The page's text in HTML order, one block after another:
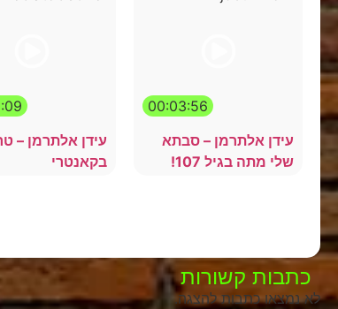
00:03:56
עידן אלתרמן – סבתא
שלי מתה בגיל 107!
עידן אלתרמן –
בקאנטרי
כתבות קשורות
לא נמצאו כתבות להצגה.